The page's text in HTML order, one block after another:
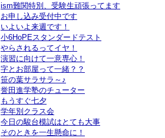
ism難関特別、受験生頑張ってます
お申し込み受付中です
いよいよ来週です！
小6HoPEスタンダードテスト
やらされるってイヤ！
演習に向けて一意専心！
字とお部屋って一緒？？
笹の葉サラサラ～♪
誉田進学塾のチューター
もうすぐ七夕
学年別クラス会
今日の駿台模試はとても大事
そのときを一生懸命に！